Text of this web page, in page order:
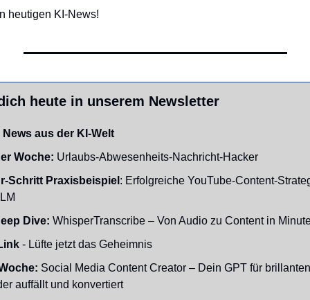
heutigen KI-News!
heute in unserem Newsletter
aus der KI-Welt
Woche: Urlaubs-Abwesenheits-Nachricht-Hacker
Schritt Praxisbeispiel : Erfolgreiche YouTube-Content-
Dive: WhisperTranscribe – Von Audio zu Content in
- Lüfte jetzt das Geheimnis
Social Media Content Creator – Dein GPT für
auffällt und konvertiert